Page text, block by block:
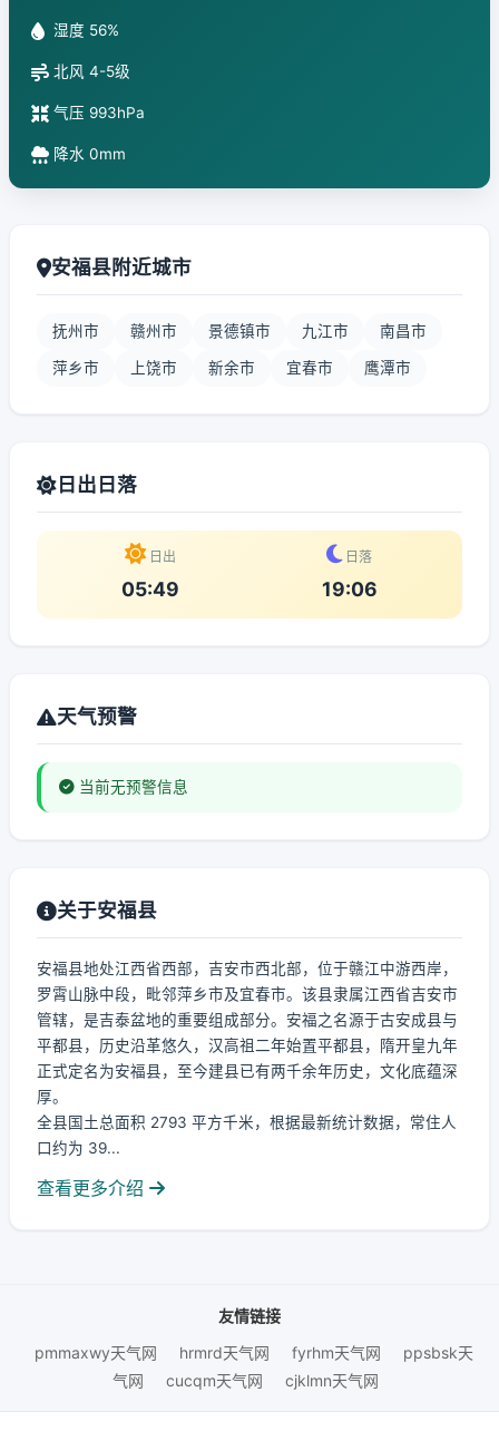
湿度 56%
北风 4-5级
气压 993hPa
降水 0mm
安福县附近城市
抚州市 赣州市 景德镇市 九江市 南昌市
萍乡市 上饶市 新余市 宜春市 鹰潭市
日出日落
日出
05:49
日落
19:06
天气预警
当前无预警信息
关于安福县
安福县地处江西省西部，吉安市西北部，位于赣江中游西岸，
罗霄山脉中段，毗邻萍乡市及宜春市。该县隶属江西省吉安市
管辖，是吉泰盆地的重要组成部分。安福之名源于古安成县与
平都县，历史沿革悠久，汉高祖二年始置平都县，隋开皇九年
正式定名为安福县，至今建县已有两千余年历史，文化底蕴深
厚。
全县国土总面积 2793 平方千米，根据最新统计数据，常住人
口约为 39...
查看更多介绍
友情链接
pmmaxwy天气网
hrmrd天气网 fyrhm天气网
ppsbsk天
气网
cucqm天气网 cjklmn天气网